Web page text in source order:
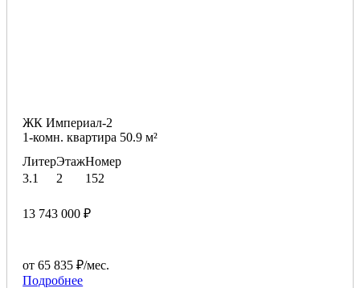
ЖК Империал-2
1-комн. квартира 50.9 м²
Литер
3.1
Этаж
2
Номер
152
13 743 000 ₽
от 65 835 ₽/мес.
Подробнее